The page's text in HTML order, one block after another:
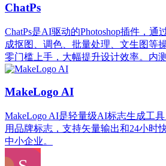
ChatPs
ChatPs是AI驱动的Photoshop插件，通
成抠图、调色、批量处理、文生图等
零门槛上手，大幅提升设计效率。内测
MakeLogo AI
MakeLogo AI是轻量级AI标志生成工
用品牌标志，支持矢量输出和24小时
中小企业。